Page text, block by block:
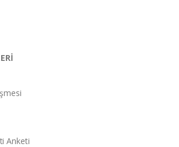
Anketi